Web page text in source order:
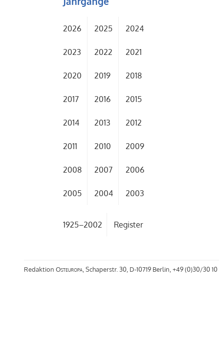
2026 2025 2024
2023 2022 2021
2020 2019 2018
2017 2016 2015
2014 2013 2012
2011 2010 2009
2008 2007 2006
2005 2004 2003
1925–2002 Register
Redaktion Osteuropa, Schaperstr. 30, D-10719 Berlin, +49 (0)30/30